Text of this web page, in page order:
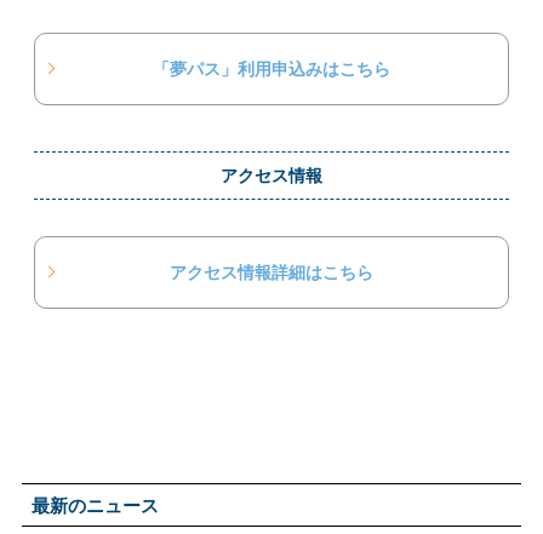
「夢パス」利用申込みはこちら
アクセス情報
アクセス情報詳細はこちら
最新のニュース